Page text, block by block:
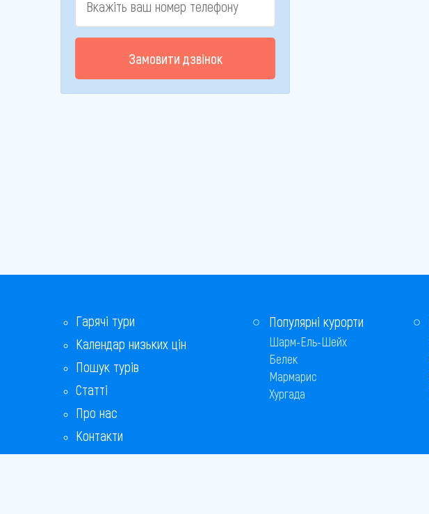
Замовити дзвінок
Гарячі тури
Календар низьких цін
Пошук турів
Статті
Про нас
Контакти
Бонусна програма
Популярні курорти
Шарм-Ель-Шейх
Белек
Мармарис
Хургада